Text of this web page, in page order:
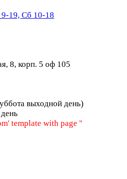
19, Сб 10-18
8, корп. 5 оф 105
выходной день)
template with page ''